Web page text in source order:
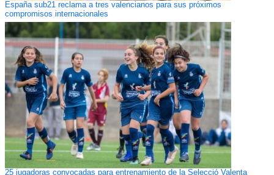
España sub21 reclama a tres valencianos para sus próximos
compromisos internacionales
25 jugadoras convocadas para entrenamiento de la Selecció Valenta